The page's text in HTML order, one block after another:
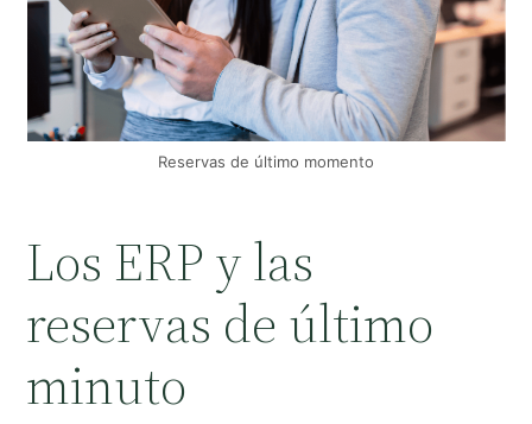
Reservas de último momento
Los ERP y las
reservas de último
minuto